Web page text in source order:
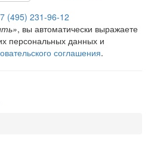
(495) 231-96-12
, вы автоматически выражаете
персональных данных и
соглашения.